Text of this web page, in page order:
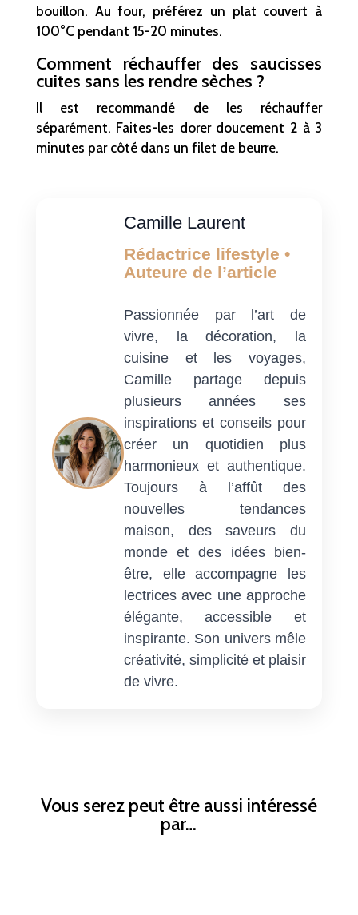
bouillon. Au four, préférez un plat couvert à
100°C pendant 15-20 minutes.
Comment réchauffer des saucisses
cuites sans les rendre sèches ?
Il est recommandé de les réchauffer
séparément. Faites-les dorer doucement 2 à 3
minutes par côté dans un filet de beurre.
Camille Laurent
Rédactrice lifestyle •
Auteure de l’article
Passionnée par l’art de
vivre, la décoration, la
cuisine et les voyages,
Camille partage depuis
plusieurs années ses
inspirations et conseils pour
créer un quotidien plus
harmonieux et authentique.
Toujours à l’affût des
nouvelles tendances
maison, des saveurs du
monde et des idées bien-
être, elle accompagne les
lectrices avec une approche
élégante, accessible et
inspirante. Son univers mêle
créativité, simplicité et plaisir
de vivre.
Vous serez peut être aussi intéressé
par…